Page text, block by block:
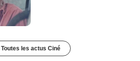
Toutes les actus Ciné